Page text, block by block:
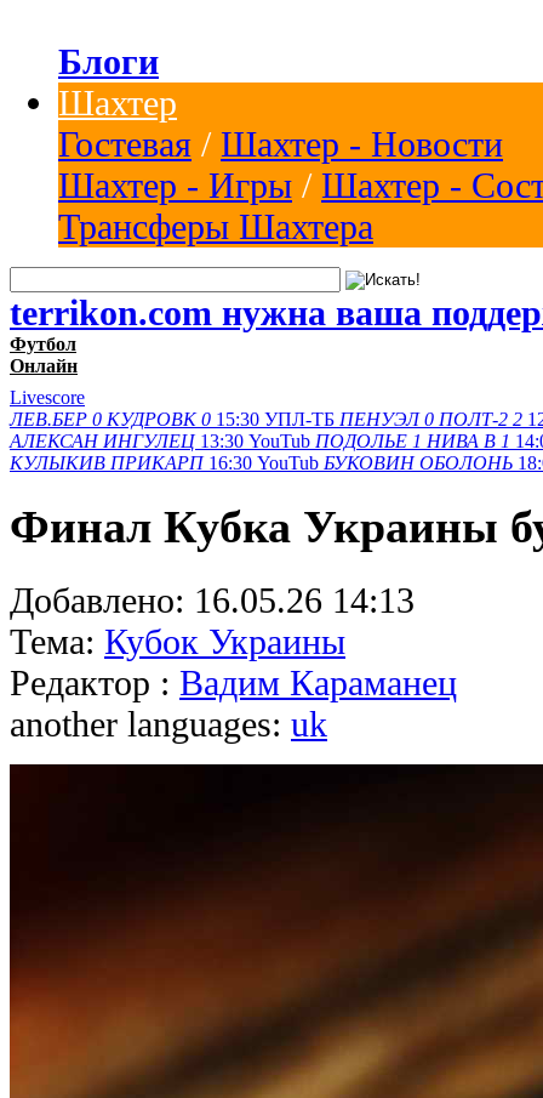
Блоги
Шахтер
Гостевая / Шахтер - Новости
Шахтер - Игры / Шахтер -
Трансферы Шахтера
terrikon.com нужна ваша
Футбол
Онлайн
Livescore
ЛЕВ.БЕР 0 КУДРОВК 0 15:30 УПЛ-ТБ ПЕНУЭЛ 0 ПОЛТ-2 2
АЛЕКСАН ИНГУЛЕЦ 13:30 YouTub ПОДОЛЬЕ 1 НИВА В 1
КУЛЫКИВ ПРИКАРП 16:30 YouTub БУКОВИН ОБОЛОНЬ
Финал Кубка Украины
Добавлено: 16.05.26 14:13
Тема: Кубок Украины
Редактор : Вадим Караманец
another languages: uk